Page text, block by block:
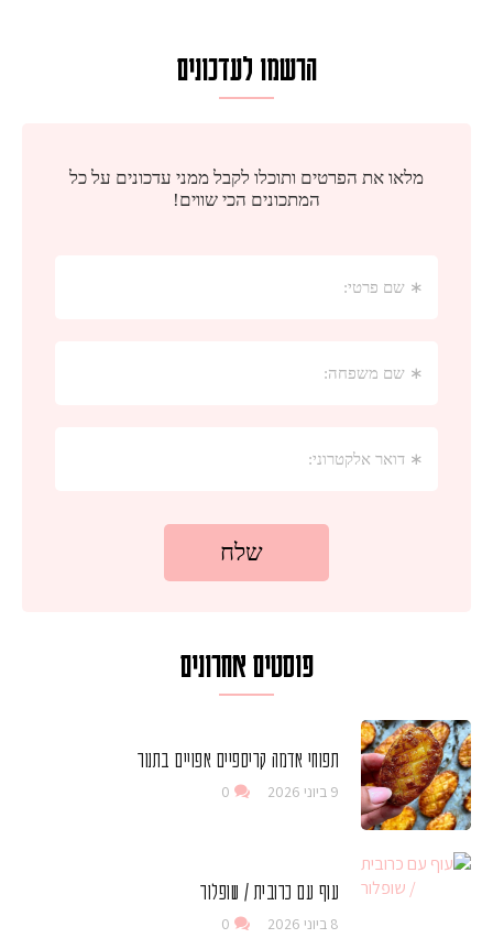
הרשמו לעדכונים
פוסטים אחרונים
תפוחי אדמה קריספיים אפויים בתנור
9 ביוני 2026 0
עוף עם כרובית / שופלור
8 ביוני 2026 0